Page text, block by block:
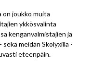
on joukko muita
ykkösvalinta
kengänvalmistajien ja
meidän Skolyxilla -
eteenpäin.